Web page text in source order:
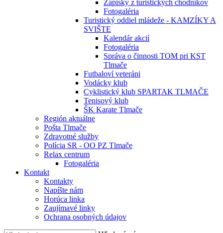
Zápisky z turistických chodníkov
Fotogaléria
Turistický oddiel mládeže - KAMZÍKY A
SVIŠTE
Kalendár akcií
Fotogaléria
Správa o činnosti TOM pri KST
Tlmače
Futbaloví veteráni
Vodácky klub
Cyklistický klub SPARTAK TLMAČE
Tenisový klub
ŠK Karate Tlmače
Región aktuálne
Pošta Tlmače
Zdravotné služby
Polícia SR - OO PZ Tlmače
Relax centrum
Fotogaléria
Kontakt
Kontakty
Napíšte nám
Horúca linka
Zaujímavé linky
Ochrana osobných údajov